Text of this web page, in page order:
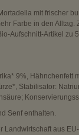
mit frischer
Farbe in den Alltag.
Aufschnitt-Artikel zu
9%, Hähnchenfett
Stabilisator:
Senf enthalten.
Landwirtschaft aus